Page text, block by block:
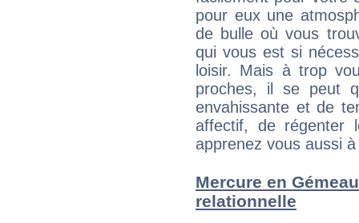
pour eux une
de bulle où vous
qui vous est si
loisir. Mais à trop
proches, il se peut
envahissante et de
affectif, de régenter
apprenez vous aussi
Mercure en
relationnelle